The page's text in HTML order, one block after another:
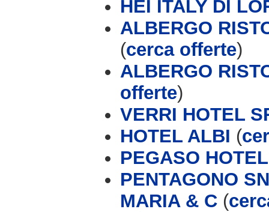
HEI ITALY DI
ALBERGO
(cerca offerte)
ALBERGO
offerte)
VERRI HOTEL
HOTEL ALBI (
PEGASO HOTEL
PENTAGONO
MARIA & C (